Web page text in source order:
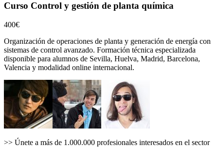
Curso Control y gestión de planta química
400€
Organización de operaciones de planta y generación de energía con
sistemas de control avanzado. Formación técnica especializada
disponible para alumnos de Sevilla, Huelva, Madrid, Barcelona,
Valencia y modalidad online internacional.
>> Únete a más de 1.000.000 profesionales interesados en el sector